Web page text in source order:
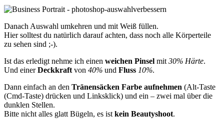
Danach Auswahl umkehren und mit Weiß füllen.
Hier solltest du natürlich darauf achten, dass noch alle Körperteile
zu sehen sind ;-).
Ist das erledigt nehme ich einen weichen Pinsel mit 30% Härte.
Und einerDeckkraft von 40% und Fluss 10%.
Dann einfach an den Tränensäcken Farbe aufnehmen (Alt-Taste
(Cmd-Taste) drücken und Linksklick) und ein – zwei mal über die
dunklen Stellen.
Bitte nicht alles glatt Bügeln, es ist kein Beautyshoot.